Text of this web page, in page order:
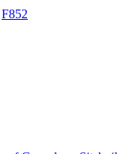
F852